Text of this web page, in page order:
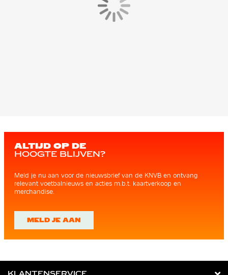
ALTIJD OP DE
HOOGTE BLIJVEN?
Meld je nu aan voor de nieuwsbrief van de KNVB en ontvang
relevant voetbalnieuws en acties m.b.t. kaartverkoop en
merchandise.
MELD JE AAN